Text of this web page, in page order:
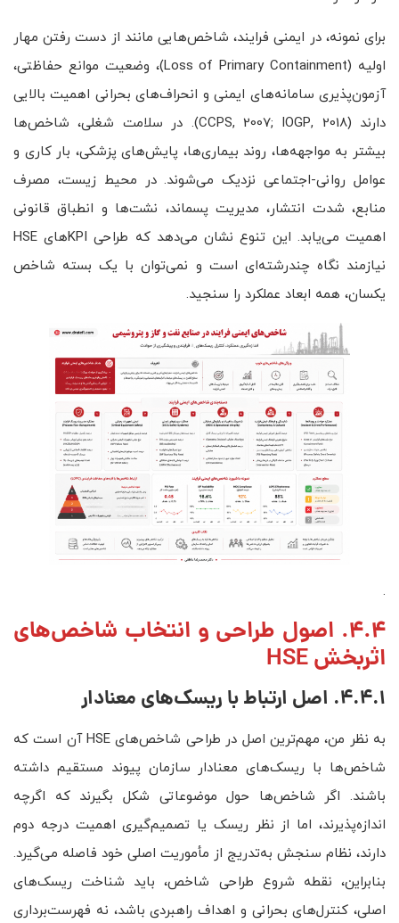
برای نمونه، در ایمنی فرایند، شاخص‌هایی مانند از دست رفتن مهار
اولیه (Loss of Primary Containment)، وضعیت موانع حفاظتی،
آزمون‌پذیری سامانه‌های ایمنی و انحراف‌های بحرانی اهمیت بالایی
دارند (CCPS, 2007; IOGP, 2018). در سلامت شغلی، شاخص‌ها
بیشتر به مواجهه‌ها، روند بیماری‌ها، پایش‌های پزشکی، بار کاری و
عوامل روانی-اجتماعی نزدیک می‌شوند. در محیط زیست، مصرف
منابع، شدت انتشار، مدیریت پسماند، نشت‌ها و انطباق قانونی
اهمیت می‌یابد. این تنوع نشان می‌دهد که طراحی KPIهای HSE
نیازمند نگاه چندرشته‌ای است و نمی‌توان با یک بسته شاخص
یکسان، همه ابعاد عملکرد را سنجید.
.
4.4. اصول طراحی و انتخاب شاخص‌های
اثربخش HSE
4.4.1. اصل ارتباط با ریسک‌های معنادار
به نظر من، مهم‌ترین اصل در طراحی شاخص‌های HSE آن است که
شاخص‌ها با ریسک‌های معنادار سازمان پیوند مستقیم داشته
باشند. اگر شاخص‌ها حول موضوعاتی شکل بگیرند که اگرچه
اندازه‌پذیرند، اما از نظر ریسک یا تصمیم‌گیری اهمیت درجه دوم
دارند، نظام سنجش به‌تدریج از مأموریت اصلی خود فاصله می‌گیرد.
بنابراین، نقطه شروع طراحی شاخص، باید شناخت ریسک‌های
اصلی، کنترل‌های بحرانی و اهداف راهبردی باشد، نه فهرست‌برداری